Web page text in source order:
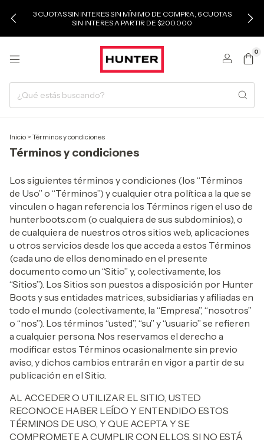
3 CUOTAS SIN INTERES SIN MÍNIMO DE COMPRA, 6 CUOTAS
SIN INTERES A PARTIR DE $200.000
0
Inicio > Términos y condiciones
Términos y condiciones
Los siguientes términos y condiciones (los “Términos
de Uso” o “Términos”) y cualquier otra política a la que se
vinculen o hagan referencia los Términos rigen el uso de
hunterboots.com (o cualquiera de sus subdominios), o
de cualquiera de nuestros otros sitios web, aplicaciones
u otros servicios desde los que acceda a estos Términos
(cada uno de ellos denominado en el presente
documento como un “Sitio” y, colectivamente, los
“Sitios”). Los Sitios son puestos a disposición por Hunter
Boots y sus entidades matrices, subsidiarias y afiliadas en
todo el mundo (colectivamente, la “Empresa”, “nosotros”
o “nos”). Los términos “usted”, “su” y “usuario” se refieren
a cualquier persona. Nos reservamos el derecho a
modificar estos Términos ocasionalmente sin previo
aviso, y dichos cambios entrarán en vigor a partir de su
publicación en el Sitio.
AL ACCEDER O UTILIZAR EL SITIO, USTED
RECONOCE HABER LEÍDO Y ENTENDIDO ESTOS
TÉRMINOS DE USO, Y QUE ACEPTA Y SE
COMPROMETE A CUMPLIR CON ELLOS. SI NO ESTÁ